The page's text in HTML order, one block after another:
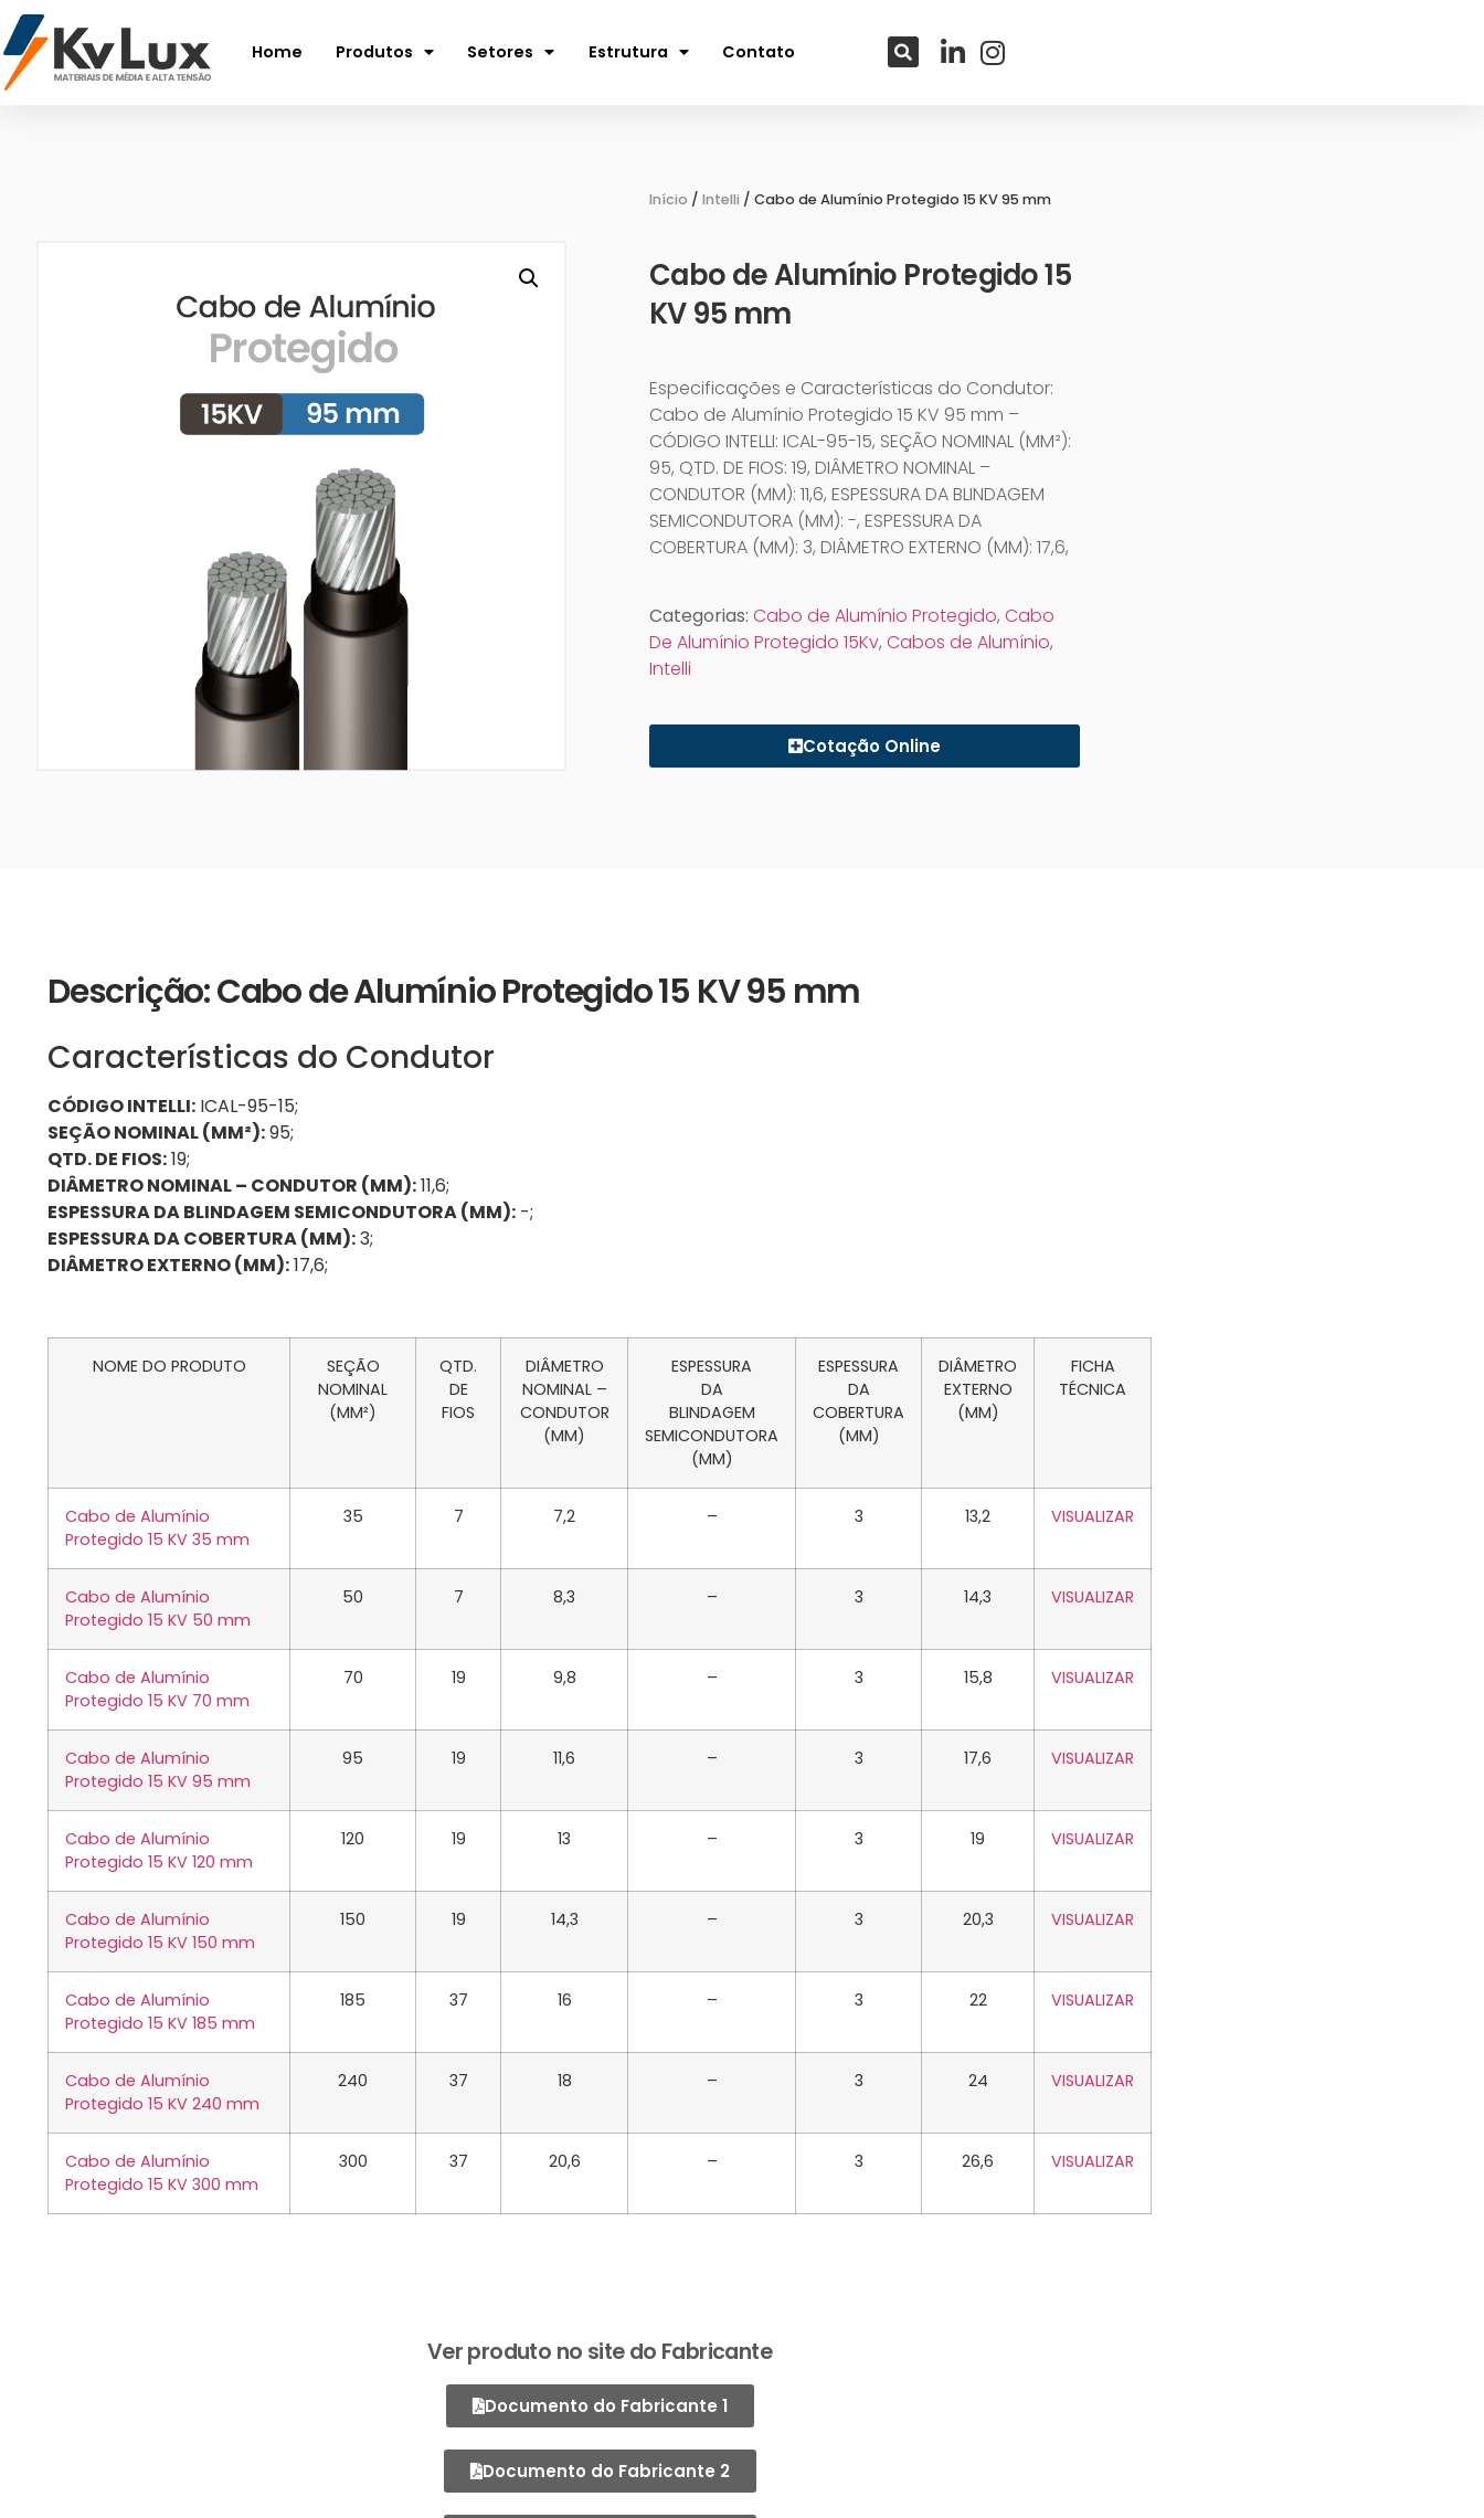
Home Produtos Setores Estrutura Contato
Início / Intelli / Cabo de Alumínio Protegido 15 KV 95 mm
Cabo de Alumínio Protegido 15
KV 95 mm
Especificações e Características do Condutor:
Cabo de Alumínio Protegido 15 KV 95 mm –
CÓDIGO INTELLI: ICAL-95-15, SEÇÃO NOMINAL (MM²):
95, QTD. DE FIOS: 19, DIÂMETRO NOMINAL –
CONDUTOR (MM): 11,6, ESPESSURA DA BLINDAGEM
SEMICONDUTORA (MM): -, ESPESSURA DA
COBERTURA (MM): 3, DIÂMETRO EXTERNO (MM): 17,6,
Categorias: Cabo de Alumínio Protegido, Cabo
De Alumínio Protegido 15Kv, Cabos de Alumínio,
Intelli
Cotação Online
Descrição: Cabo de Alumínio Protegido 15 KV 95 mm
Características do Condutor
CÓDIGO INTELLI: ICAL-95-15;
SEÇÃO NOMINAL (MM²):95;
QTD. DE FIOS:19;
DIÂMETRO NOMINAL – CONDUTOR (MM):11,6;
ESPESSURA DA BLINDAGEM SEMICONDUTORA (MM): -;
ESPESSURA DA COBERTURA (MM):3;
DIÂMETRO EXTERNO (MM):17,6;
NOME DO PRODUTO
SEÇÃO
NOMINAL
(MM²)
QTD.
DE
FIOS
DIÂMETRO
NOMINAL –
CONDUTOR
(MM)
ESPESSURA
DA
BLINDAGEM
SEMICONDUTORA
(MM)
ESPESSURA
DA
COBERTURA
(MM)
DIÂMETRO
EXTERNO
(MM)
FICHA
TÉCNICA
Cabo de Alumínio
Protegido 15 KV 35 mm
35 7 7,2 – 3 13,2 VISUALIZAR
Cabo de Alumínio
Protegido 15 KV 50 mm
50 7 8,3 – 3 14,3 VISUALIZAR
Cabo de Alumínio
Protegido 15 KV 70 mm
70 19 9,8 – 3 15,8 VISUALIZAR
Cabo de Alumínio
Protegido 15 KV 95 mm
95 19 11,6 – 3 17,6 VISUALIZAR
Cabo de Alumínio
Protegido 15 KV 120 mm
120 19 13 – 3 19 VISUALIZAR
Cabo de Alumínio
Protegido 15 KV 150 mm
150 19 14,3 – 3 20,3 VISUALIZAR
Cabo de Alumínio
Protegido 15 KV 185 mm
185 37 16 – 3 22 VISUALIZAR
Cabo de Alumínio
Protegido 15 KV 240 mm
240 37 18 – 3 24 VISUALIZAR
Cabo de Alumínio
Protegido 15 KV 300 mm
300 37 20,6 – 3 26,6 VISUALIZAR
Ver produto no site do Fabricante
Documento do Fabricante 1
Documento do Fabricante 2